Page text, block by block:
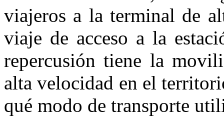
viajeros a la terminal de
viaje de acceso a la
repercusión tiene la
alta velocidad en el
qué modo de transporte